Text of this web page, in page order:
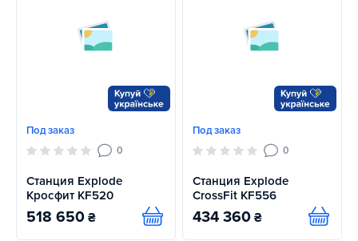
Под заказ
0
Станция Explode
Кросфит KF520
518 650 ₴ Купить
Под заказ
0
Станция Explode
CrossFit KF556
434 360 ₴ Купить